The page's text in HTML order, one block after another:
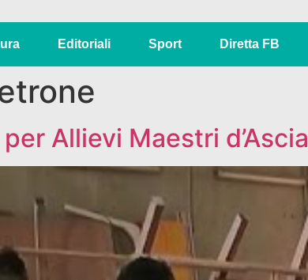
Editoriali Sport Diretta FB
Allievi Maestri d’Ascia